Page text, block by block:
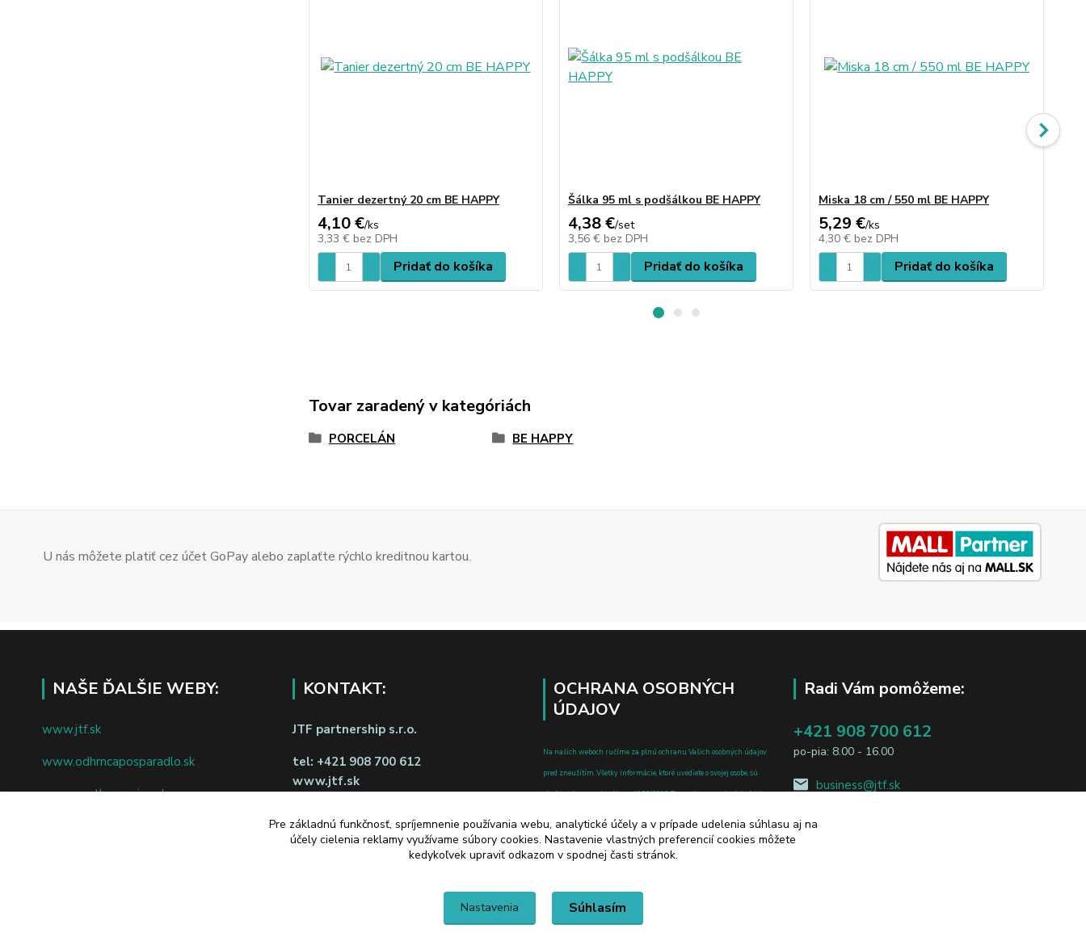
Tanier dezertný 20 cm BE HAPPY
4,10 €/ks
3,33 € bez DPH
Pridať do košíka
Šálka 95 ml s podšálkou BE HAPPY
4,38 €/set
3,56 € bez DPH
Pridať do košíka
Miska 18 cm / 550 ml BE HAPPY
5,29 €/ks
4,30 € bez DPH
Pridať do košíka
Tovar zaradený v kategóriách
PORCELÁN BE HAPPY
U nás môžete platiť cez účet GoPay alebo zaplaťte rýchlo kreditnou kartou.
NAŠE ĎALŠIE WEBY:
www.jtf.sk
www.odhrncaposparadlo.sk
www.vsetkoprevino.sk
KONTAKT:
JTF partnership s.r.o.
tel: +421 908 700 612
www.jtf.sk
Odstúpiť od zmluvy tu
OCHRANA OSOBNÝCH
ÚDAJOV
Na našich weboch ručíme za plnú ochranu Vašich osobných údajov
pred zneužitím. Všetky informácie, ktoré uvediete o svojej osobe, sú
chránené v zmysle zákona č.122/2013 Z.z. o ochrane osobných údajov
Radi Vám pomôžeme:
+421 908 700 612
po-pia: 8.00 - 16.00
business@jtf.sk
Pre základnú funkčnosť, spríjemnenie používania webu, analytické účely a v prípade udelenia súhlasu aj na
účely cielenia reklamy využívame súbory cookies. Nastavenie vlastných preferencií cookies môžete
kedykoľvek upraviť odkazom v spodnej časti stránok.
Nastavenia Súhlasím